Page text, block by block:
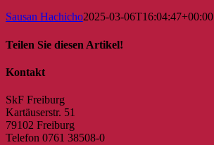
Sausan Hachicho2025-03-06T16:04:47+00:00
Teilen Sie diesen Artikel!
Facebook
X
Reddit
LinkedIn
WhatsApp
Tumblr
Pinterest
Vk
E-
Kontakt
SkF Freiburg
Kartäuserstr. 51
79102 Freiburg
Telefon 0761 38508-0